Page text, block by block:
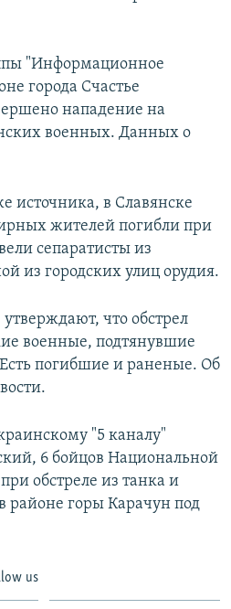
"Информационное
города Счастье
нападение на
военных. Данных о
источника, в Славянске
жителей погибли при
сепаратисты из
из городских улиц орудия.
что обстрел
военные, подтянувшие
погибшие и раненые. Об
"5 каналу"
6 бойцов Национальной
обстреле из танка и
районе горы Карачун под
us